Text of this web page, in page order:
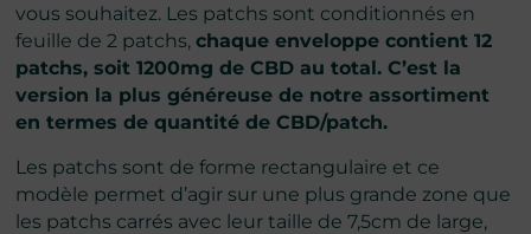
vous souhaitez. Les patchs sont conditionnés en
feuille de 2 patchs,chaque enveloppe contient 12
patchs, soit 1200mg de CBD au total. C’est la
version la plus généreuse de notre assortiment
en termes de quantité de CBD/patch.
Les patchs sont de forme rectangulaire et ce
modèle permet d’agir sur une plus grande zone que
les patchs carrés avec leur taille de 7,5cm de large,